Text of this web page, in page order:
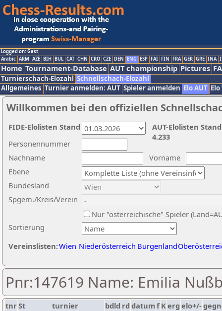
Logged on: Gast
Arabic ARM AZE BIH BUL CAT CHN CRO CZE DEN ENG ESP FAI FIN FRA GER GRE INA
Home Tournament-Database AUT championship Pictures
Turnierschach-Elozahl Schnellschach-Elozahl
Allgemeines Turnier anmelden: AUT Spieler anmelden Elo AUT
Willkommen bei den offiziellen
Nachname
Vorname
Ebene
Sortierung
Personennummer
Bundesland
Spgem./Kreis/Verein
Nur "österreichische" Spieler
Vereinslisten:Wien Niederösterreich Burgenland
AUT-Elolisten
4.233
FIDE-Elolisten Stand
Pnr:147619 Name: Emilia
tnrSt turnier bdld rd datumf Kerg elo+/-